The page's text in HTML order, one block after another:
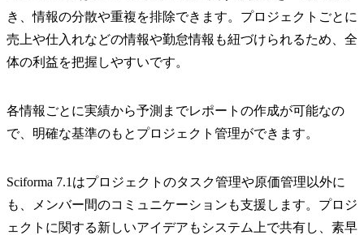
き、情報の分散や重複を排除できます。プロジェクトごとに
売上や仕入れなどの情報や勤怠情報も紐づけられるため、全
体の利益を把握しやすいです。
各情報ごとに実績から予測までレポートの作成が可能なの
で、明確な基準のもとプロジェクト管理ができます。
Sciforma 7.1はプロジェクトのタスク管理や原価管理以外に
も、メンバー間のコミュニケーションも支援します。プロジ
ェクトに関する新しいアイデアもシステム上で共有し、素早